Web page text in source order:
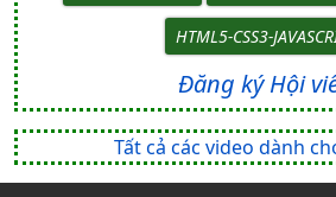
HTML5-CSS3-
Đăng ký Hội
Tất cả các video dành